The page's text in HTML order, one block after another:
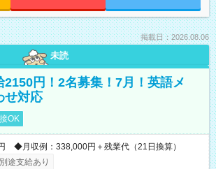
掲載日：2026.08.06
未読
2150円！2名募集！7月！英語メ
せ対応
OK
◆月収例：338,000円＋残業代（21日換算）
途支給あり